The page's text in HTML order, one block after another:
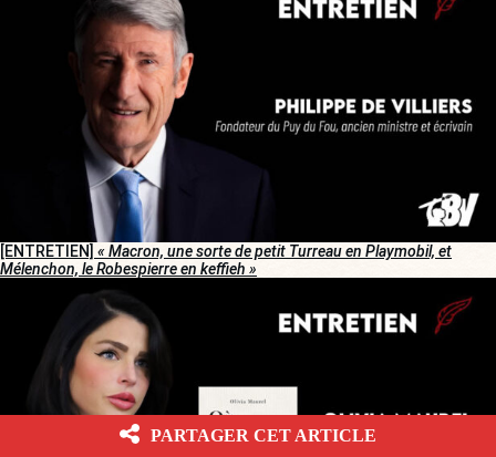
[ENTRETIEN] « Macron, une sorte de petit Turreau en Playmobil, et
Mélenchon, le Robespierre en keffieh »
PARTAGER CET ARTICLE